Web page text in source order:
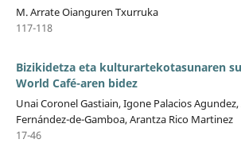
M. Arrate Oianguren Txurruka
117-118
Bizikidetza eta kulturartekotasunaren
World Café-aren bidez
Unai Coronel Gastiain, Igone Palacios
Fernández-de-Gamboa, Arantza Rico Martinez
17-46